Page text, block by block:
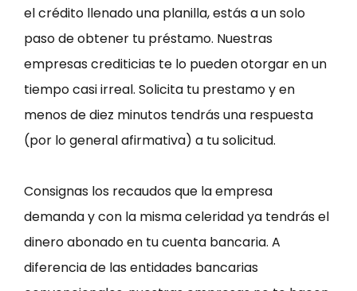
el crédito llenado una planilla, estás a un solo
paso de obtener tu préstamo. Nuestras
empresas crediticias te lo pueden otorgar en un
tiempo casi irreal. Solicita tu prestamo y en
menos de diez minutos tendrás una respuesta
(por lo general afirmativa) a tu solicitud.
Consignas los recaudos que la empresa
demanda y con la misma celeridad ya tendrás el
dinero abonado en tu cuenta bancaria. A
diferencia de las entidades bancarias